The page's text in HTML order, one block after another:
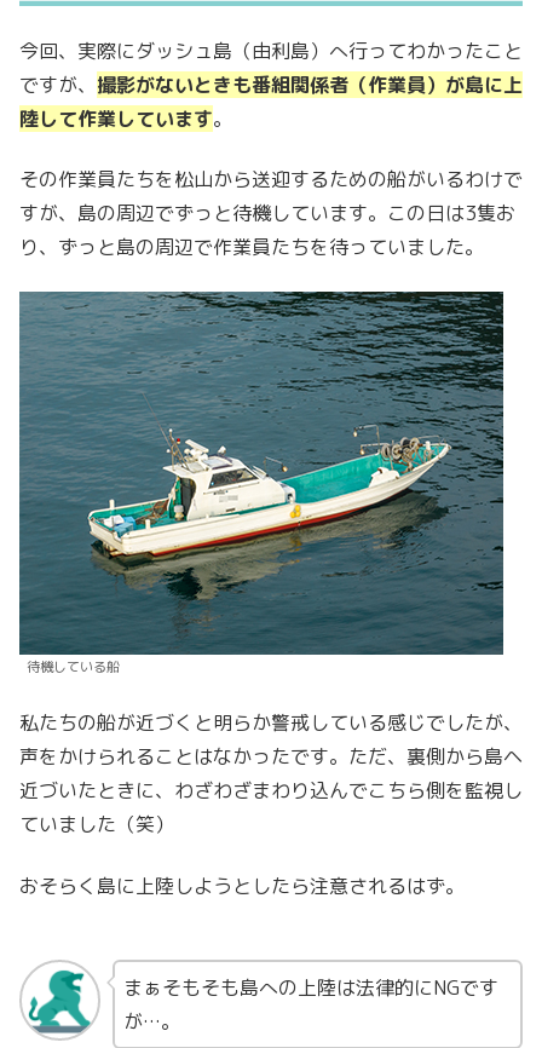
今回、実際にダッシュ島（由利島）へ行ってわかったこと
ですが、 撮影がないときも番組関係者（作業員）が島に上
陸して作業しています。
その作業員たちを松山から送迎するための船がいるわけで
すが、島の周辺でずっと待機しています。この日は3隻お
り、ずっと島の周辺で作業員たちを待っていました。
待機している船
私たちの船が近づくと明らか警戒している感じでしたが、
声をかけられることはなかったです。ただ、裏側から島ヘ
近づいたときに、わざわざまわり込んでこちら側を監視し
ていました（笑）
おそらく島に上陸しようとしたら注意されるはず。
まぁそもそも島への上陸は法律的にNGです
が…。